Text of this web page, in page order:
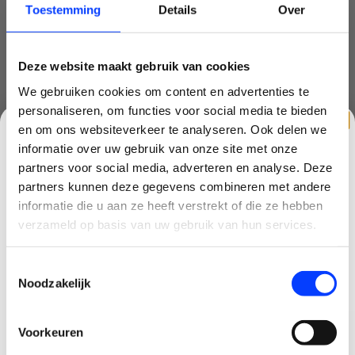
Toestemming Details Over
Deze website maakt gebruik van cookies
We gebruiken cookies om content en advertenties te
personaliseren, om functies voor social media te bieden
en om ons websiteverkeer te analyseren. Ook delen we
informatie over uw gebruik van onze site met onze
partners voor social media, adverteren en analyse. Deze
partners kunnen deze gegevens combineren met andere
informatie die u aan ze heeft verstrekt of die ze hebben
verzameld op basis van uw gebruik van hun services.
Noodzakelijk
Voorkeuren
GERELATEERDE PRODUCTEN
SALE-19%
CLAIM KORTING OP JE EERSTE
BESTELLING!